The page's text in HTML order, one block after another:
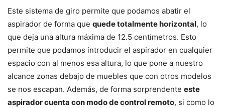
Este sistema de giro permite que podamos abatir el
aspirador de forma que quede totalmente horizontal, lo
que deja una altura máxima de 12.5 centímetros. Esto
permite que podamos introducir el aspirador en cualquier
espacio con al menos esa altura, lo que pone a nuestro
alcance zonas debajo de muebles que con otros modelos
se nos escapan. Además, de forma sorprendente este
aspirador cuenta con modo de control remoto, si como lo